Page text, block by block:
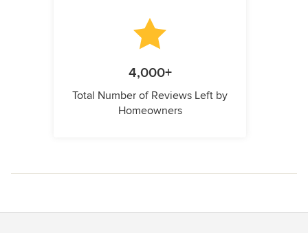
4,000+
Total Number of Reviews Left by
Homeowners